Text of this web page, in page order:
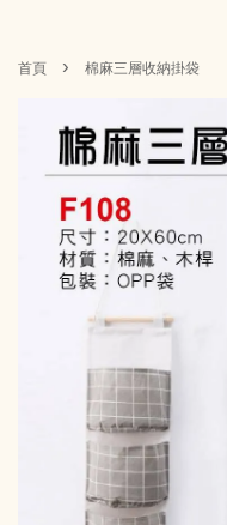
首頁 › 棉麻三層收納掛袋